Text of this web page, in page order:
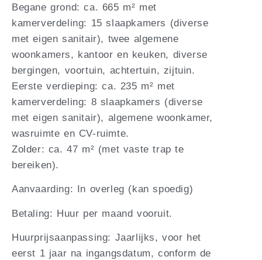
Begane grond: ca. 665 m² met
kamerverdeling: 15 slaapkamers (diverse
met eigen sanitair), twee algemene
woonkamers, kantoor en keuken, diverse
bergingen, voortuin, achtertuin, zijtuin.
Eerste verdieping: ca. 235 m² met
kamerverdeling: 8 slaapkamers (diverse
met eigen sanitair), algemene woonkamer,
wasruimte en CV-ruimte.
Zolder: ca. 47 m² (met vaste trap te
bereiken).
Aanvaarding: In overleg (kan spoedig)
Betaling: Huur per maand vooruit.
Huurprijsaanpassing: Jaarlijks, voor het
eerst 1 jaar na ingangsdatum, conform de